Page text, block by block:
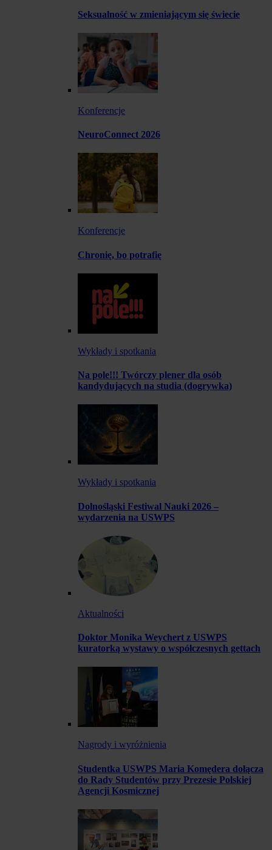
Seksualność w zmieniającym się świecie
Konferencje
NeuroConnect 2026
Konferencje
Chronię, bo potrafię
Wykłady i spotkania
Na pole!!! Twórczy plener dla osób
kandydujących na studia (dogrywka)
Wykłady i spotkania
Dolnośląski Festiwal Nauki 2026 –
wydarzenia na USWPS
Aktualności
Doktor Monika Weychert z USWPS
kuratorką wystawy o współczesnych gettach
Nagrody i wyróżnienia
Studentka USWPS Maria Komędera dołącza
do Rady Studentów przy Prezesie Polskiej
Agencji Kosmicznej